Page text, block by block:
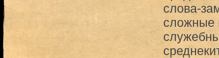
слова-
сложные